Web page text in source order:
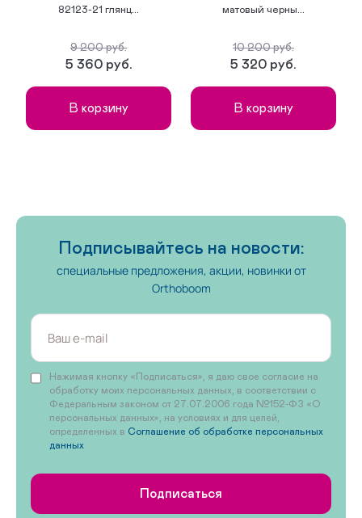
09-01-01 сложная без утепленной подкладки
09-01-04 сложная на аппарат без утепленной подкладки
На липучках
82123-21 глянц...
9 200 руб.
5 360 руб.
В корзину
матовый черны...
10 200 руб.
5 320 руб.
В корзину
Подписывайтесь на новости:
специальные предложения, акции, новинки от
Orthoboom
Нажимая кнопку «Подписаться», я даю свое согласие на
обработку моих персональных данных, в соответствии с
Федеральным законом от 27.07.2006 года №152-ФЗ «О
персональных данных», на условиях и для целей,
определенных в Соглашение об обработке персональных
данных
Подписаться